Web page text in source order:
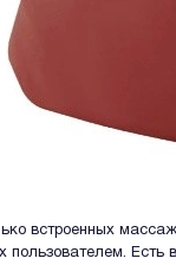
встроенных
пользователем. Есть